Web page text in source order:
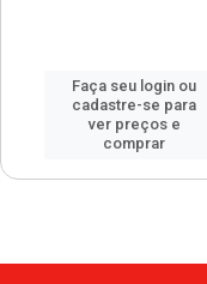
Faça seu login ou
cadastre-se para
ver preços e
comprar